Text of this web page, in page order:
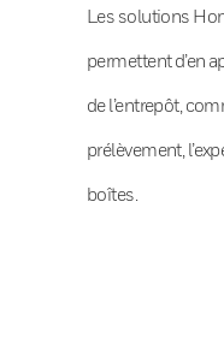
Les solutions
permettent d’en
de l’entrepôt,
prélèvement,
boîtes.